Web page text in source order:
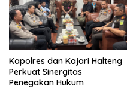
Kapolres dan Kajari Halteng
Perkuat Sinergitas
Penegakan Hukum